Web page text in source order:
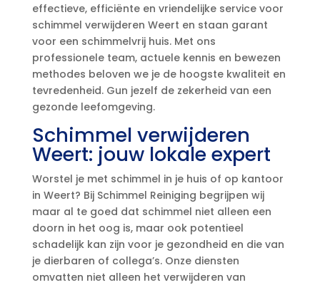
effectieve, efficiënte en vriendelijke service voor
schimmel verwijderen Weert en staan garant
voor een schimmelvrij huis.​ Met ons
professionele team, actuele kennis en bewezen
methodes beloven we je de hoogste kwaliteit en
tevredenheid.​ Gun jezelf de zekerheid van een
gezonde leefomgeving.​
Schimmel verwijderen
Weert: jouw lokale expert
Worstel je met schimmel in je huis of op kantoor
in Weert? Bij Schimmel Reiniging begrijpen wij
maar al te goed dat schimmel niet alleen een
doorn in het oog is, maar ook potentieel
schadelijk kan zijn voor je gezondheid en die van
je dierbaren of collega’s.​ Onze diensten
omvatten niet alleen het verwijderen van